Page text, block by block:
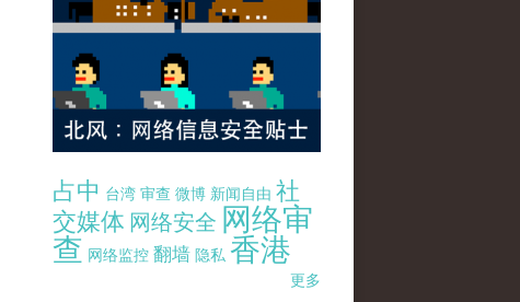
占中 台湾 审查 微博 新闻自由 社
交媒体 网络安全 网络审
查 网络监控 翻墙 隐私 香港
更多